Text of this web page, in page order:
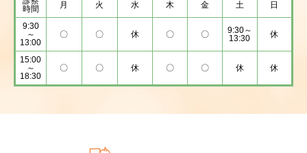
時間
月 火 水 木 金 土 日
9:30
～
13:00
〇 〇 休 〇 〇
9:30～
13:30
休
15:00
～
18:30
〇 〇 休 〇 〇 休 休